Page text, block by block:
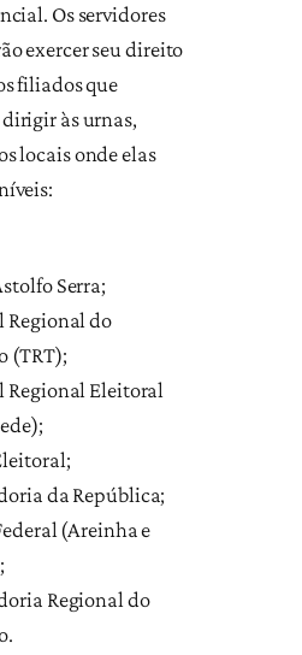
Os servidores
exercer seu direito
filiados que
às urnas,
locais onde elas
Serra;
Regional do
(TRT);
Regional Eleitoral
da República;
(Areinha e
Regional do